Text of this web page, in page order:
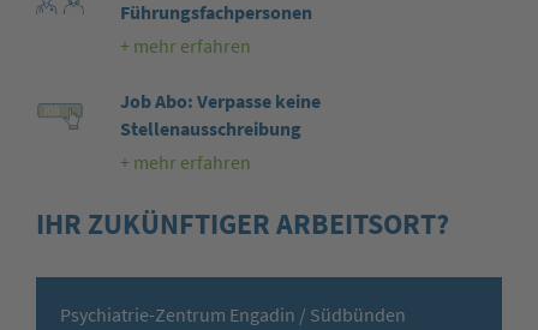
Führungsfachpersonen
+ mehr erfahren
Job Abo: Verpasse keine
Stellenausschreibung
+ mehr erfahren
IHR ZUKÜNFTIGER ARBEITSORT?
Psychiatrie-Zentrum Engadin / Südbünden